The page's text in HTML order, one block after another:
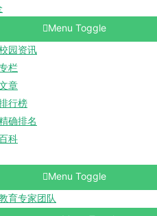
Menu Toggle
园资讯
栏
章
行榜
确排名
科
Menu Toggle
育专家团队